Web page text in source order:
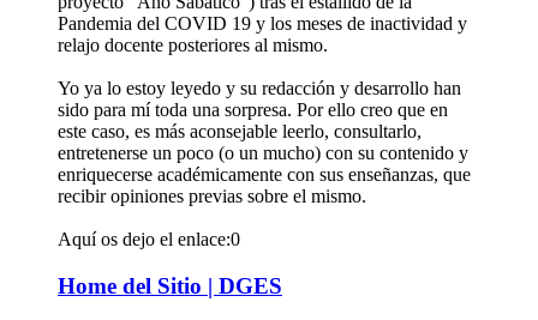
Pandemia del COVID 19 y los meses de inactividad y
relajo docente posteriores al mismo.
Yo ya lo estoy leyedo y su redacción y desarrollo han
sido para mí toda una sorpresa. Por ello creo que en
este caso, es más aconsejable leerlo, consultarlo,
entretenerse un poco (o un mucho) con su contenido y
enriquecerse académicamente con sus enseñanzas, que
recibir opiniones previas sobre el mismo.
Aquí os dejo el enlace:0
Home del Sitio | DGES